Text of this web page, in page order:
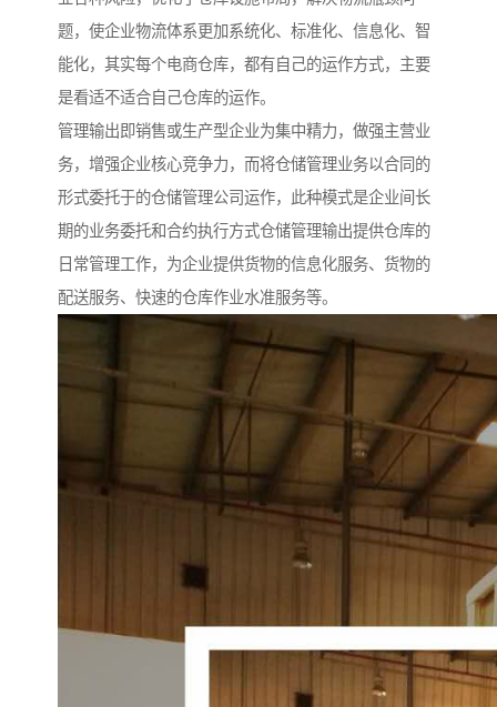
题，使企业物流体系更加系统化、标准化、信息化、智
能化，其实每个电商仓库，都有自己的运作方式，主要
是看适不适合自己仓库的运作。
管理输出即销售或生产型企业为集中精力，做强主营业
务，增强企业核心竞争力，而将仓储管理业务以合同的
形式委托于的仓储管理公司运作，此种模式是企业间长
期的业务委托和合约执行方式仓储管理输出提供仓库的
日常管理工作，为企业提供货物的信息化服务、货物的
配送服务、快速的仓库作业水准服务等。